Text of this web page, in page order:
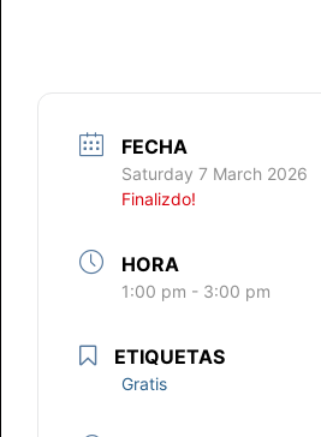
FECHA
Saturday 7 March 2026
Finalizdo!
HORA
1:00 pm - 3:00 pm
ETIQUETAS
Gratis